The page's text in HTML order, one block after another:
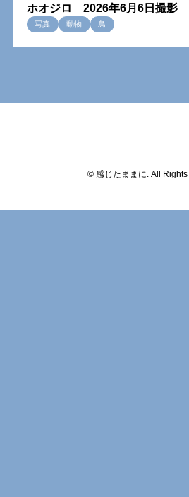
ホオジロ 2026年6月6日撮影
写真 動物 鳥
© 感じたままに. All